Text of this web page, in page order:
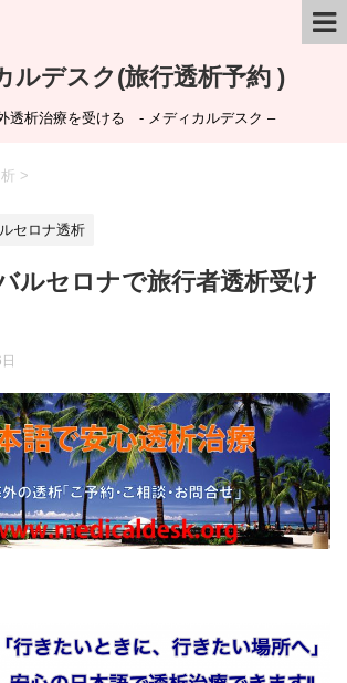
ルデスク(旅行透析予約 )
透析治療を受ける - メディカルデスク –
>
セロナ透析
ルセロナで旅行者透析受け